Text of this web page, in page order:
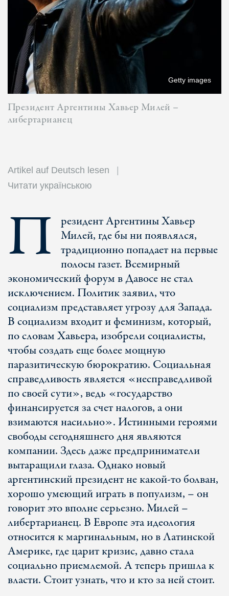
Getty images
Президент Аргентины Хавьер Милей –
либертарианец
Artikel auf Deutsch lesen
Читати українською
П
резидент Аргентины Хавьер
Милей, где бы ни появлялся,
традиционно попадает на первые
полосы газет. Всемирный
экономический форум в Давосе не стал
исключением. Политик заявил, что
социализм представляет угрозу для Запада.
В социализм входит и феминизм, который,
по словам Хавьера, изобрели социалисты,
чтобы создать еще более мощную
паразитическую бюрократию. Социальная
справедливость является «несправедливой
по своей сути», ведь «государство
финансируется за счет налогов, а они
взимаются насильно». Истинными героями
свободы сегодняшнего дня являются
компании. Здесь даже предприниматели
вытаращили глаза. Однако новый
аргентинский президент не какой-то болван,
хорошо умеющий играть в популизм, – он
говорит это вполне серьезно. Милей –
либертарианец. В Европе эта идеология
относится к маргинальным, но в Латинской
Америке, где царит кризис, давно стала
социально приемлемой. А теперь пришла к
власти. Стоит узнать, что и кто за ней стоит.